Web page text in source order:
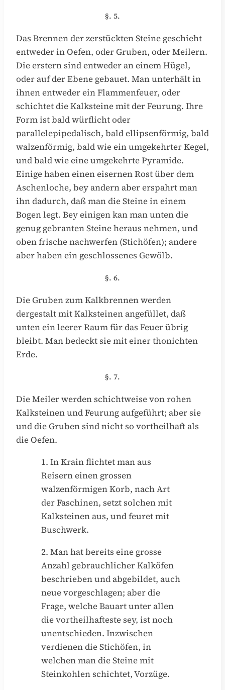
§. 5.
Das Brennen der zerstückten Steine geschieht
entweder in Oefen, oder Gruben, oder Meilern.
Die erstern sind entweder an einem Hügel,
oder auf der Ebene gebauet. Man unterhält in
ihnen entweder ein Flammenfeuer, oder
schichtet die Kalksteine mit der Feurung. Ihre
Form ist bald würflicht oder
parallelepipedalisch, bald ellipsenförmig, bald
walzenförmig, bald wie ein umgekehrter Kegel,
und bald wie eine umgekehrte Pyramide.
Einige haben einen eisernen Rost über dem
Aschenloche, bey andern aber erspahrt man
ihn dadurch, daß man die Steine in einem
Bogen legt. Bey einigen kan man unten die
genug gebranten Steine heraus nehmen, und
oben frische nachwerfen (Stichöfen); andere
aber haben ein geschlossenes Gewölb.
§. 6.
Die Gruben zum Kalkbrennen werden
dergestalt mit Kalksteinen angefüllet, daß
unten ein leerer Raum für das Feuer übrig
bleibt. Man bedeckt sie mit einer thonichten
Erde.
§. 7.
Die Meiler werden schichtweise von rohen
Kalksteinen und Feurung aufgeführt; aber sie
und die Gruben sind nicht so vortheilhaft als
die Oefen.
1. In Krain flichtet man aus
Reisern einen grossen
walzenförmigen Korb, nach Art
der Faschinen, setzt solchen mit
Kalksteinen aus, und feuret mit
Buschwerk.
2. Man hat bereits eine grosse
Anzahl gebrauchlicher Kalköfen
beschrieben und abgebildet, auch
neue vorgeschlagen; aber die
Frage, welche Bauart unter allen
die vortheilhafteste sey, ist noch
unentschieden. Inzwischen
verdienen die Stichöfen, in
welchen man die Steine mit
Steinkohlen schichtet, Vorzüge.